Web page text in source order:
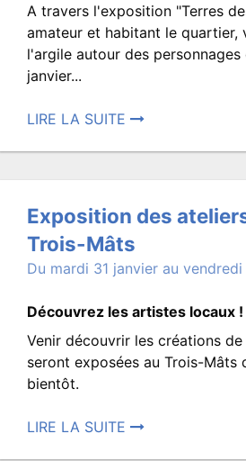
« TERRES
DES
FEMMES »
A travers l'exposition "Terres
amateur et habitant le
l'argile autour des
janvier...
LIRE LA SUITE
15
février
2023
à
09:00.
par
TROISMATS.SPECTACLES
Exposition des
Trois-Mâts
Du mardi 31 janvier au
Découvrez les artistes locaux !
Exposition
des
Venir découvrir les créations
seront exposées au Trois-Mâts
bientôt.
LIRE LA SUITE